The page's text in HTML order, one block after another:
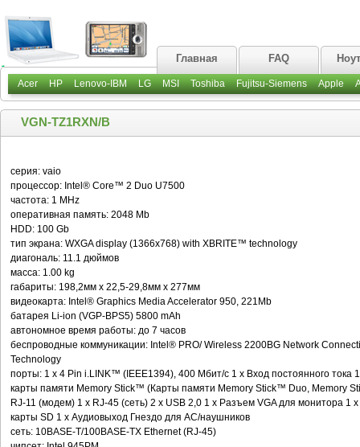
Главная FAQ
Acer HP Lenovo-IBM LG MSI Toshiba Fujitsu-Siemens Apple
VGN-TZ1RXN/B
серия: vaio
процессор: Intel® Core™ 2 Duo U7500
частота: 1 MHz
оперативная память: 2048 Mb
HDD: 100 Gb
тип экрана: WXGA display (1366x768) with XBRITE™ technology
диагональ: 11.1 дюймов
масса: 1.00 kg
габариты: 198,2мм х 22,5-29,8мм х 277мм
видеокарта: Intel® Graphics Media Accelerator 950, 221Mb
батарея Li-ion (VGP-BPS5) 5800 mAh
автономное время работы: до 7 часов
беспроводные коммуникации: Intel® PRO/ Wireless 2200BG Network
Technology
порты: 1 x 4 Pin i.LINK™ (IEEE1394), 400 Мбит/с 1 x Вход постоянного тока
карты памяти Memory Stick™ (Карты памяти Memory Stick™ Duo, Memory
RJ-11 (модем) 1 x RJ-45 (сеть) 2 x USB 2,0 1 x Разъем VGA для монитора
карты SD 1 x Аудиовыход Гнездо для АС/наушников
сеть: 10BASE-T/100BASE-TX Ethernet (RJ-45)